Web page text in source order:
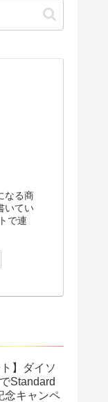
なる商
いてい
で連
】ダイソ
Standard
念キャンペ